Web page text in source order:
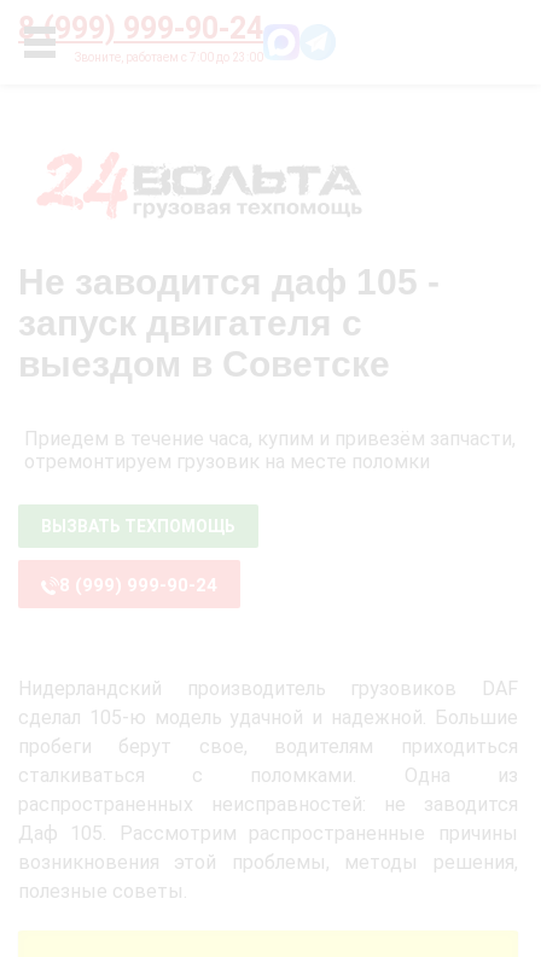
8 (999) 999-90-24
УСЛУГИ
Главная О нас Цены
Не заводится даф 105 -
запуск двигателя с
выездом в Советске
Приедем в течение часа, купим и привезём запчасти,
отремонтируем грузовик на месте поломки
ВЫЗВАТЬ ТЕХПОМОЩЬ
8 (999) 999-90-24
Нидерландский производитель грузовиков DAF
сделал 105-ю модель удачной и надежной. Большие
пробеги берут свое, водителям приходиться
сталкиваться с поломками. Одна из
распространенных неисправностей: не заводится
Даф 105. Рассмотрим распространенные причины
возникновения этой проблемы, методы решения,
полезные советы.